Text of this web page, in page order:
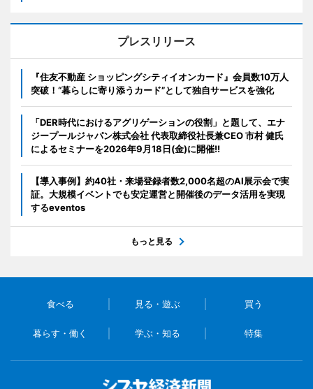
プレスリリース
『住友不動産 ショッピングシティイオンカード』会員数10万人
突破！“暮らしに寄り添うカード”として独自サービスを強化
「DER時代におけるアグリゲーションの役割」と題して、エナ
ジープールジャパン株式会社 代表取締役社長兼CEO 市村 健氏
によるセミナーを2026年9月18日(金)に開催!!
【導入事例】約40社・来場登録者数2,000名超のAI展示会で実
証。大規模イベントでも安定運営と開催後のデータ活用を実現
するeventos
もっと見る
食べる 見る・遊ぶ 買う
暮らす・働く 学ぶ・知る 特集